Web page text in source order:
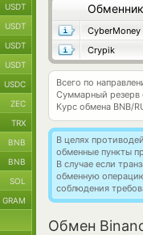
Обменник
CyberMoney
Crypik
Всего по
Суммарный резерв
Курс обмена BNB/
В целях
обменные пункты
В случае если
обменную
соблюдения
Обмен
USDT
USDT
USDT
USDT
USDC
ZEC
TRX
BNB
BNB
SOL
GRAM